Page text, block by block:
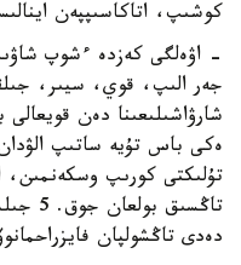
كوشىپ، اتاكاسىپپەن
- اۋەلگى كەزدە ءشوپ
جەر الىپ، قوي، سيىر،
شارۋاشىلىعىنا دەن
ەكى باس تۇيە ساتىپ
تۇلىكتى كورىپ وسكەنمىن،
دەدى تاڭشولپان